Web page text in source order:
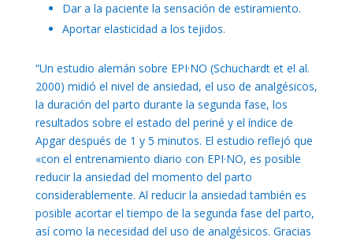
Dar a la paciente la sensación de estiramiento.
Aportar elasticidad a los tejidos.
“Un estudio alemán sobre EPI·NO (Schuchardt et el al.
2000) midió el nivel de ansiedad, el uso de analgésicos,
la duración del parto durante la segunda fase, los
resultados sobre el estado del periné y el índice de
Apgar después de 1 y 5 minutos. El estudio reflejó que
«con el entrenamiento diario con EPI·NO, es posible
reducir la ansiedad del momento del parto
considerablemente. Al reducir la ansiedad también es
posible acortar el tiempo de la segunda fase del parto,
así como la necesidad del uso de analgésicos. Gracias